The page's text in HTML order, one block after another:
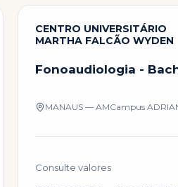
CENTRO UNIVERSITÁRIO
MARTHA FALCÃO WYDEN
Fonoaudiologia -
MANAUS — AMCampus
Consulte valores